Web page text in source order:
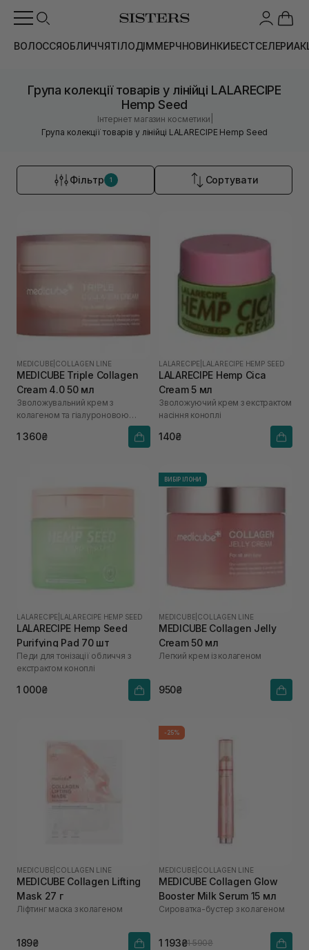
ВОЛОССЯОБЛИЧЧЯТІЛОДІММЕРЧНОВИНКИБЕСТСЕЛЕРИ
Група колекції товарів у лінійці LALARECIPE
Hemp Seed
Інтернет магазин косметики
Група колекції товарів у лінійці LALARECIPE Hemp Seed
Фільтр 1 Сортувати
MEDICUBE COLLAGEN LINE
MEDICUBE Triple Collagen
Cream 4.0 50 мл
Зволожувальний крем з
колагеном та гіалуроновою
1 360₴
LALARECIPE LALARECIPE HEMP SEED
LALARECIPE Hemp Cica
Cream 5 мл
Зволожуючий крем з екстрактом
насіння коноплі
140₴
LALARECIPE LALARECIPE HEMP SEED
LALARECIPE Hemp Seed
Purifying Pad 70 шт
Педи для тонізації обличчя з
екстрактом коноплі
1 000₴
ВИБІР ІЛОНИ
MEDICUBE COLLAGEN LINE
MEDICUBE Collagen Jelly
Cream 50 мл
Легкий крем із колагеном
950₴
MEDICUBE COLLAGEN LINE
MEDICUBE Collagen Lifting
Mask 27 г
Ліфтинг маска з колагеном
189₴
-25%
MEDICUBE COLLAGEN LINE
MEDICUBE Collagen Glow
Booster Milk Serum 15 мл
Сироватка-бустер з колагеном
1 193₴1 590₴